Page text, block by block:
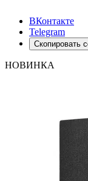
ВКонтакте
Telegram
Скопировать
НОВИНКА